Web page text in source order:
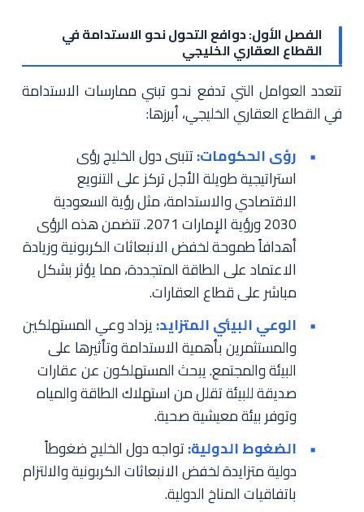
الفصل الأول: دوافع التحول نحو الاستدامة في
القطاع العقاري الخليجي
تتعدد العوامل التي تدفع نحو تبني ممارسات الاستدامة
في القطاع العقاري الخليجي، أبرزها:
رؤى الحكومات:تتبنى دول الخليج رؤى
استراتيجية طويلة الأجل تركز على التنويع
الاقتصادي والاستدامة، مثل رؤية السعودية
2030 ورؤية الإمارات 2071. تتضمن هذه الرؤى
أهدافاً طموحة لخفض الانبعاثات الكربونية وزيادة
الاعتماد على الطاقة المتجددة، مما يؤثر بشكل
مباشر على قطاع العقارات.
الوعي البيئي المتزايد:يزداد وعي المستهلكين
والمستثمرين بأهمية الاستدامة وتأثيرها على
البيئة والمجتمع. يبحث المستهلكون عن عقارات
صديقة للبيئة تقلل من استهلاك الطاقة والمياه
وتوفر بيئة معيشية صحية.
الضغوط الدولية:تواجه دول الخليج ضغوطاً
دولية متزايدة لخفض الانبعاثات الكربونية والالتزام
باتفاقيات المناخ الدولية.